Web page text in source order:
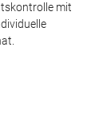
mit